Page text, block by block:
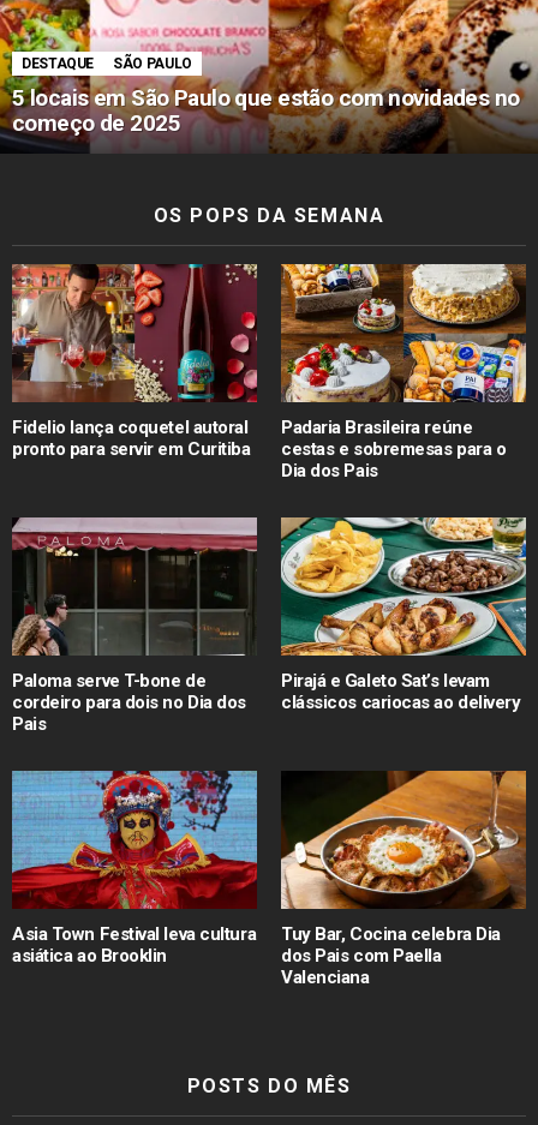
DESTAQUE SÃO PAULO
5 locais em São Paulo que estão com novidades no
começo de 2025
OS POPS DA SEMANA
Fidelio lança coquetel autoral
pronto para servir em Curitiba
Padaria Brasileira reúne
cestas e sobremesas para o
Dia dos Pais
Paloma serve T-bone de
cordeiro para dois no Dia dos
Pais
Pirajá e Galeto Sat’s levam
clássicos cariocas ao delivery
Asia Town Festival leva cultura
asiática ao Brooklin
Tuy Bar, Cocina celebra Dia
dos Pais com Paella
Valenciana
POSTS DO MÊS